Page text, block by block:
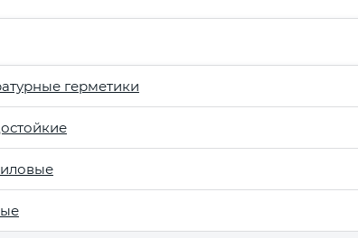
герметики